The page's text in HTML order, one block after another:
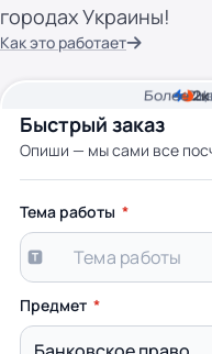
городах Украины!
Как это работает
Быстрый заказ
Опиши — мы сами все
2
Более2к
Тема работы
Предмет